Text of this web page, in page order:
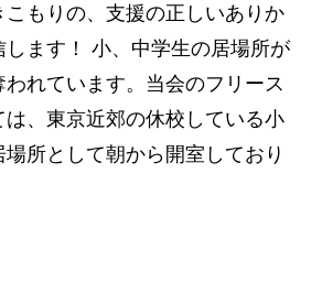
こもりの、支援の正しいありか
します！ 小、中学生の居場所が
れています。当会のフリース
は、東京近郊の休校している小
所として朝から開室しており